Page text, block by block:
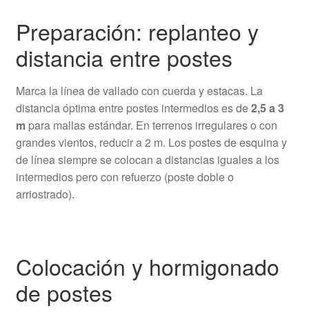
Preparación: replanteo y
distancia entre postes
Marca la línea de vallado con cuerda y estacas. La
distancia óptima entre postes intermedios es de2,5 a 3
mpara mallas estándar. En terrenos irregulares o con
grandes vientos, reducir a 2 m. Los postes de esquina y
de línea siempre se colocan a distancias iguales a los
intermedios pero con refuerzo (poste doble o
arriostrado).
Colocación y hormigonado
de postes